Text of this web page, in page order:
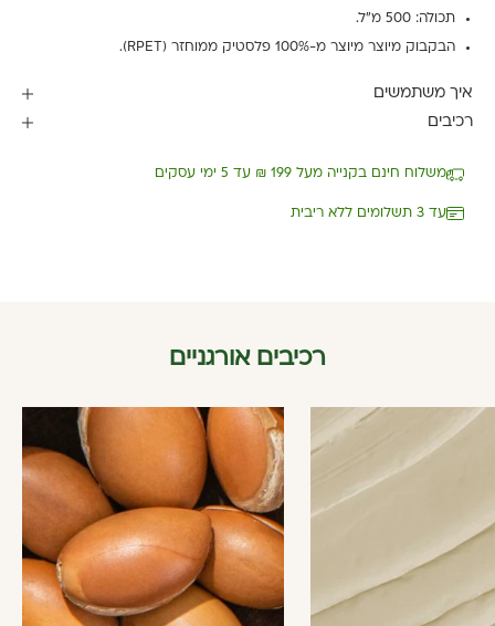
תכולה: 500 מ"ל.
הבקבוק מיוצר מיוצר מ-100% פלסטיק ממוחזר (RPET).
איך משתמשים
רכיבים
משלוח חינם בקנייה מעל 199 ₪ עד 5 ימי עסקים
עד 3 תשלומים ללא ריבית
רכיבים אורגניים